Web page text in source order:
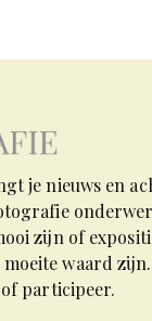
je nieuws en
zijn of
waard zijn.
participeer.